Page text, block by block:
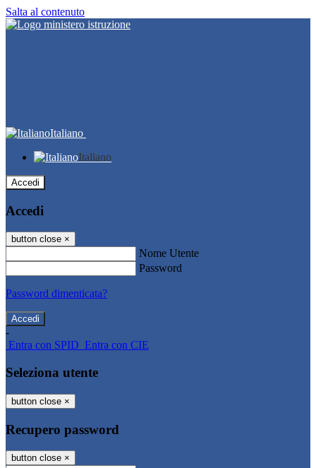
Salta al contenuto
Italiano
Italiano
Accedi
Accedi
button close ×
Nome Utente
Password
Password dimenticata?
-
Entra con SPID Entra con CIE
Seleziona utente
button close ×
Recupero password
button close ×